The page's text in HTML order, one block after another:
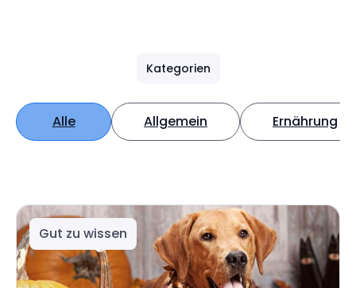
Kategorien
Alle Allgemein Ernährung
Gut zu wissen